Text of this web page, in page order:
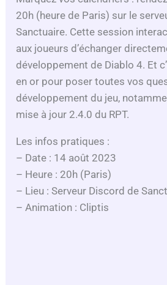
20h (heure de Paris) sur le
Sanctuaire. Cette session
aux joueurs d’échanger
développement de Diablo 4. Et
en or pour poser toutes vos
développement du jeu,
mise à jour 2.4.0 du RPT.
Les infos pratiques :
– Date : 14 août 2023
– Heure : 20h (Paris)
– Lieu : Serveur Discord de
– Animation : Cliptis